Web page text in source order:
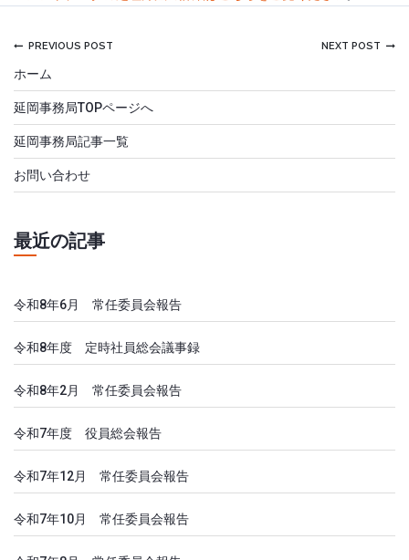
PREVIOUS POST NEXT POST
ホーム
延岡事務局TOPページへ
延岡事務局記事一覧
お問い合わせ
最近の記事
令和8年6月 常任委員会報告
令和8年度 定時社員総会議事録
令和8年2月 常任委員会報告
令和7年度 役員総会報告
令和7年12月 常任委員会報告
令和7年10月 常任委員会報告